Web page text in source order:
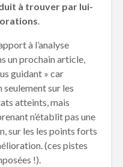
à trouver par lui-
.
à l’analyse
un prochain article,
guidant » car
seulement sur les
atteints, mais
n’établit pas une
sur les les points forts
(ces pistes
!).